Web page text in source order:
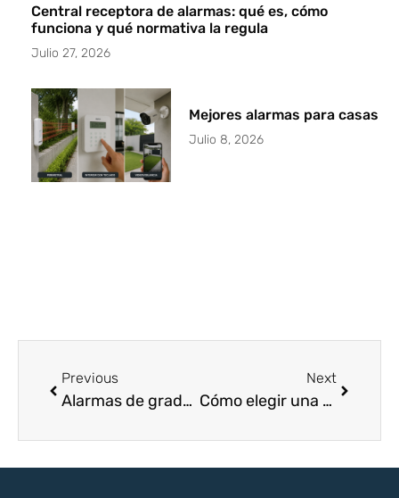
Central receptora de alarmas: qué es, cómo
funciona y qué normativa la regula
Julio 27, 2026
Mejores alarmas para casas
Julio 8, 2026
Previous
Alarmas de grado 3 en Barcelona: grados de seguridad
Next
Cómo elegir una empresa de sistemas de seguridad en Barcelona